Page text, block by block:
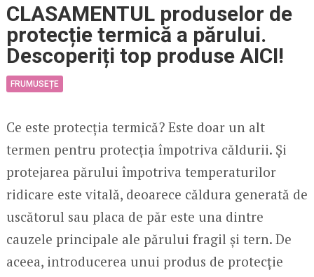
CLASAMENTUL produselor de
protecție termică a părului.
Descoperiți top produse AICI!
FRUMUSEȚE
Ce este protecția termică? Este doar un alt
termen pentru protecția împotriva căldurii. Și
protejarea părului împotriva temperaturilor
ridicare este vitală, deoarece căldura generată de
uscătorul sau placa de păr este una dintre
cauzele principale ale părului fragil și tern. De
aceea, introducerea unui produs de protecție